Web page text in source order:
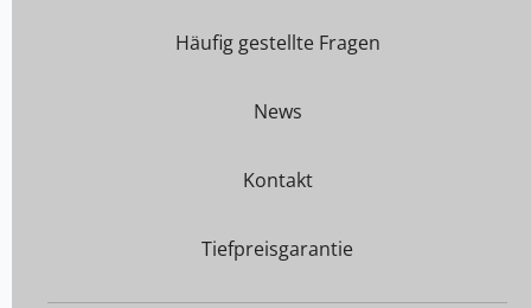
Häufig gestellte Fragen
News
Kontakt
Tiefpreisgarantie